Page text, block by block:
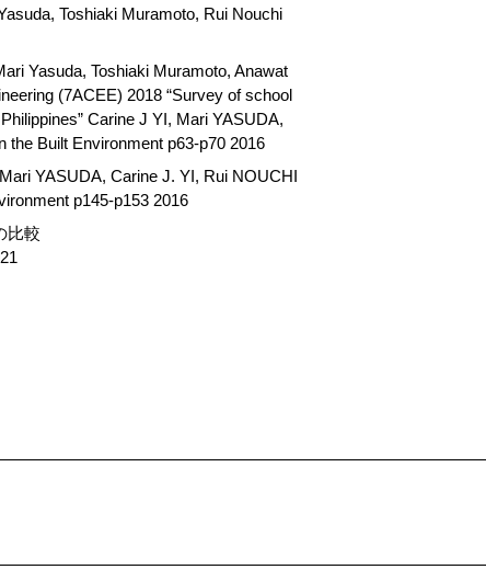
Toshiaki Muramoto, Rui Nouchi
Yasuda, Toshiaki Muramoto, Anawat
(7ACEE) 2018 “Survey of school
Carine J YI, Mari YASUDA,
the Built Environment p63-p70 2016
YASUDA, Carine J. YI, Rui NOUCHI
p145-p153 2016
比較